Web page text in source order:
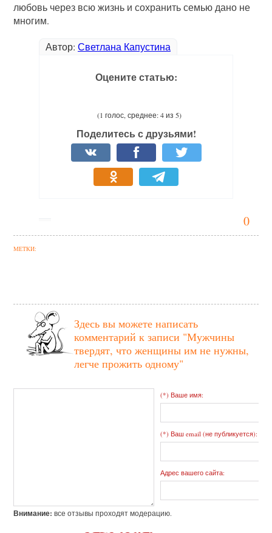
0
любовь через всю жизнь и сохранить семью дано не
многим.
Автор: Светлана Капустина
Оцените статью:
(1 голос, среднее: 4 из 5)
Поделитесь с друзьями!
МЕТКИ:
Здесь вы можете написать
комментарий к записи "Мужчины
твердят, что женщины им не нужны,
легче прожить одному"
(*) Ваше имя:
(*) Ваш email (не публикуется):
Адрес вашего сайта:
Внимание: все отзывы проходят модерацию.